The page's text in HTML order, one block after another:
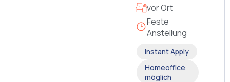
vor Ort
Feste
Anstellung
Instant Apply
Homeoffice
möglich